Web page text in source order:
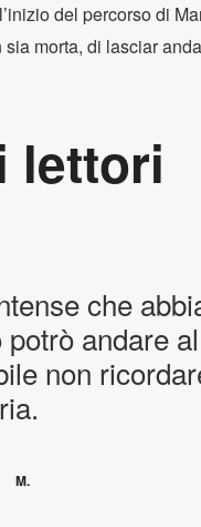
del percorso di
morta, di lasciar
lettori
che
andare
non
M.